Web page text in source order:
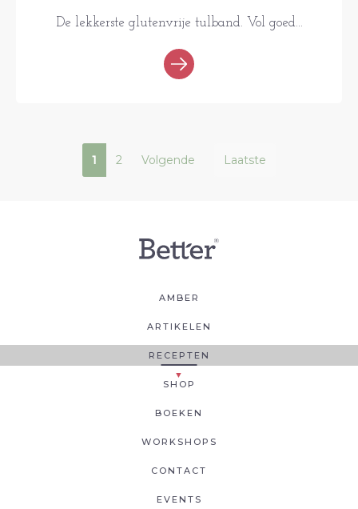
De lekkerste glutenvrije tulband. Vol goed...
1 2 Volgende Laatste
AMBER
ARTIKELEN
RECEPTEN
SHOP
BOEKEN
WORKSHOPS
CONTACT
EVENTS